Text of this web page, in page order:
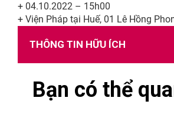
+ 04.10.2022 – 15h00
+ Viện Pháp tại Huế, 01 Lê Hồng
THÔNG TIN HỮU ÍCH
Bạn có thể